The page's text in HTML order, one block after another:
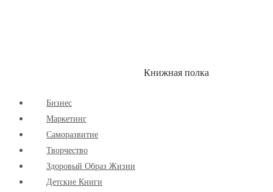
Книжная полка
Бизнес
Маркетинг
Cаморазвитие
Творчество
Здоровый Образ Жизни
Детские Книги